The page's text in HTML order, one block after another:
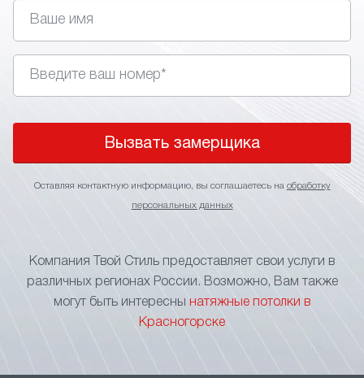
Вызвать замерщика
Оставляя контактную информацию, вы соглашаетесь на обработку
персональных данных
Компания Твой Стиль предоставляет свои услуги в
различных регионах России. Возможно, Вам также
могут быть интересны
натяжные потолки в
Красногорске